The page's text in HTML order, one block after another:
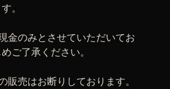
。
金のみとさせていただいてお
ご了承ください。
販売はお断りしております。